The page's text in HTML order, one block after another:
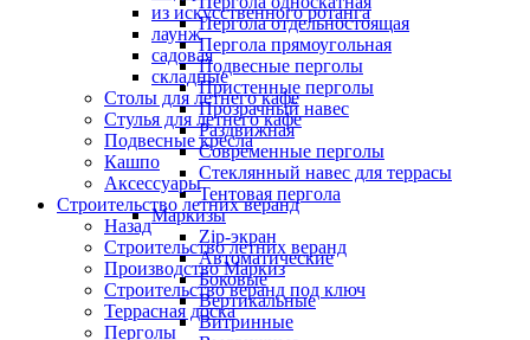
Пергола отдельностоящая
Пергола прямоугольная
Подвесные перголы
Пристенные перголы
Прозрачный навес
Раздвижная
Современные перголы
Стеклянный навес для террасы
Тентовая пергола
Маркизы
Zip-экран
Автоматические
Боковые
Вертикальные
Витринные
из искусственного ротанга
лаунж
садовая
складные
Столы для летнего кафе
Стулья для летнего кафе
Подвесные кресла
Кашпо
Аксессуары
Строительство летних веранд
Назад
Строительство летних веранд
Производство Маркиз
Строительство веранд под ключ
Террасная доска
Перголы